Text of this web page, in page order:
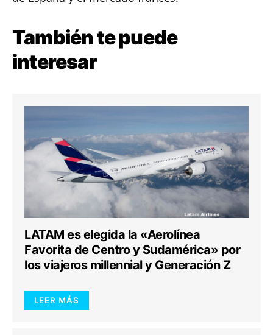
También te puede
interesar
LATAM es elegida la «Aerolínea
Favorita de Centro y Sudamérica» por
los viajeros millennial y Generación Z
LEER MÁS